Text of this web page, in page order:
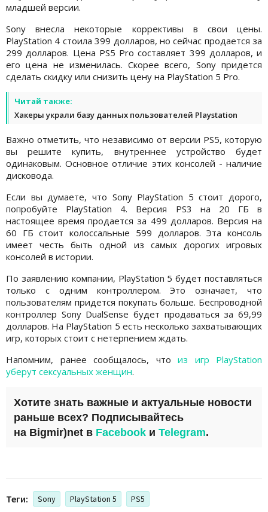
младшей версии.
Sony внесла некоторые коррективы в свои цены.
PlayStation 4 стоила 399 долларов, но сейчас продается за
299 долларов. Цена PS5 Pro составляет 399 долларов, и
его цена не изменилась. Скорее всего, Sony придется
сделать скидку или снизить цену на PlayStation 5 Pro.
Читай также:
Хакеры украли базу данных пользователей Playstation
Важно отметить, что независимо от версии PS5, которую
вы решите купить, внутреннее устройство будет
одинаковым. Основное отличие этих консолей - наличие
дисковода.
Если вы думаете, что Sony PlayStation 5 стоит дорого,
попробуйте PlayStation 4. Версия PS3 на 20 ГБ в
настоящее время продается за 499 долларов. Версия на
60 ГБ стоит колоссальные 599 долларов. Эта консоль
имеет честь быть одной из самых дорогих игровых
консолей в истории.
По заявлению компании, PlayStation 5 будет поставляться
только с одним контроллером. Это означает, что
пользователям придется покупать больше. Беспроводной
контроллер Sony DualSense будет продаваться за 69,99
долларов. На PlayStation 5 есть несколько захватывающих
игр, которых стоит с нетерпением ждать.
Напомним, ранее сообщалось, что из игр PlayStation
уберут сексуальных женщин.
Хотите знать важные и актуальные новости
раньше всех? Подписывайтесь
на Bigmir)net в Facebook и Telegram.
Теги: Sony PlayStation 5 PS5